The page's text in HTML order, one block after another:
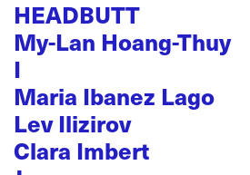
HEADBUTT
My-Lan Hoang-Thuy
I
Maria Ibanez Lago
Lev Ilizirov
Clara Imbert